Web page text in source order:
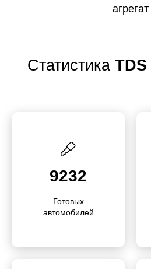
агрегат
Статистика TDS
9232
Готовых
автомобилей